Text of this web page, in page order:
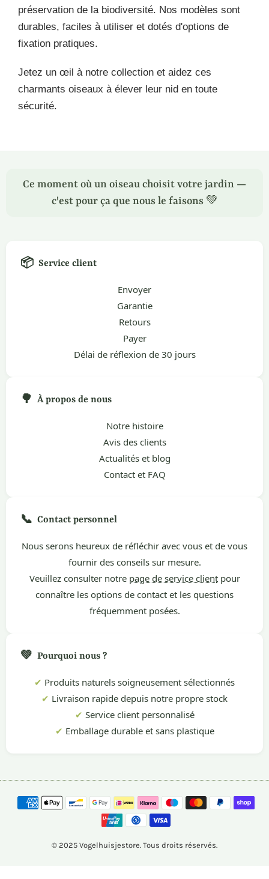
préservation de la biodiversité. Nos modèles sont
durables, faciles à utiliser et dotés d'options de
fixation pratiques.
Jetez un œil à notre collection et aidez ces
charmants oiseaux à élever leur nid en toute
sécurité.
Ce moment où un oiseau choisit votre jardin —
c'est pour ça que nous le faisons 💚
📦 Service client
Envoyer
Garantie
Retours
Payer
Délai de réflexion de 30 jours
🌳 À propos de nous
Notre histoire
Avis des clients
Actualités et blog
Contact et FAQ
📞 Contact personnel
Nous serons heureux de réfléchir avec vous et de vous
fournir des conseils sur mesure.
Veuillez consulter notre page de service clientpour
connaître les options de contact et les questions
fréquemment posées.
💚 Pourquoi nous ?
✔ Produits naturels soigneusement sélectionnés
✔ Livraison rapide depuis notre propre stock
✔ Service client personnalisé
✔ Emballage durable et sans plastique
© 2025 Vogelhuisjestore. Tous droits réservés.